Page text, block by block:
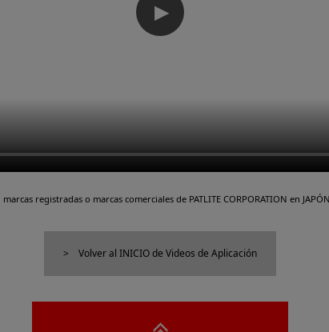
▶
marcas registradas o marcas comerciales de PATLITE CORPORATION en
Volver al INICIO de Videos de Aplicación